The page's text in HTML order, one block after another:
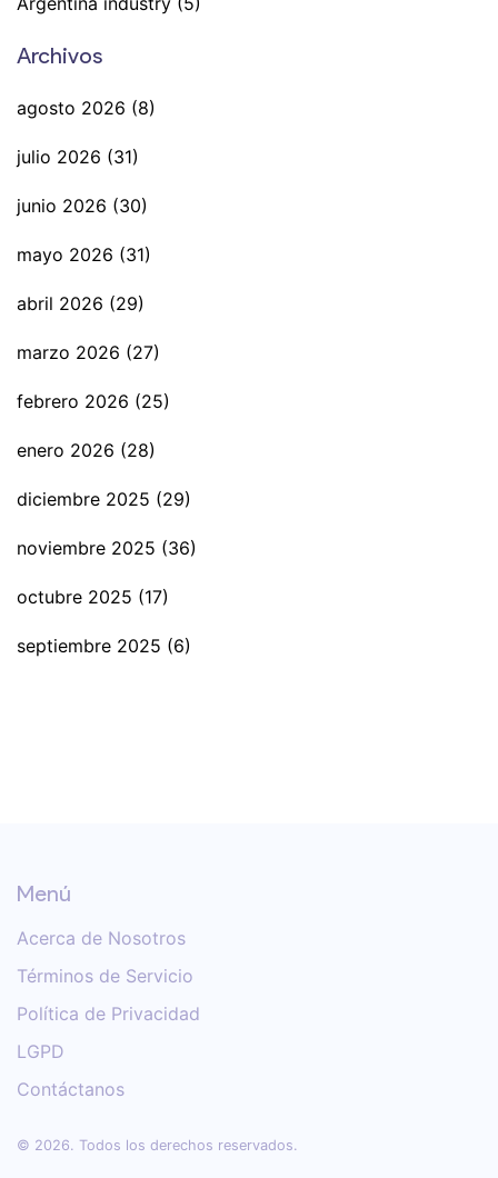
Archivos
agosto 2026 (8)
julio 2026 (31)
junio 2026 (30)
mayo 2026 (31)
abril 2026 (29)
marzo 2026 (27)
febrero 2026 (25)
enero 2026 (28)
diciembre 2025 (29)
noviembre 2025 (36)
octubre 2025 (17)
septiembre 2025 (6)
Menú
Acerca de Nosotros
Términos de Servicio
Política de Privacidad
LGPD
Contáctanos
© 2026. Todos los derechos reservados.